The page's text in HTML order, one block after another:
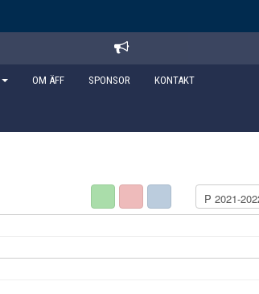
OM ÄFF SPONSOR KONTAKT